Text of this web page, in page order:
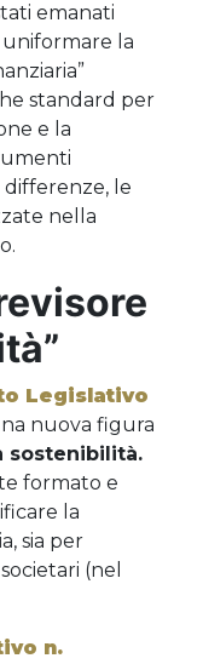
emanati
la
standard per
e la
le
nella
Legislativo
nuova figura
sostenibilità.
formato e
la
sia per
(nel
n.